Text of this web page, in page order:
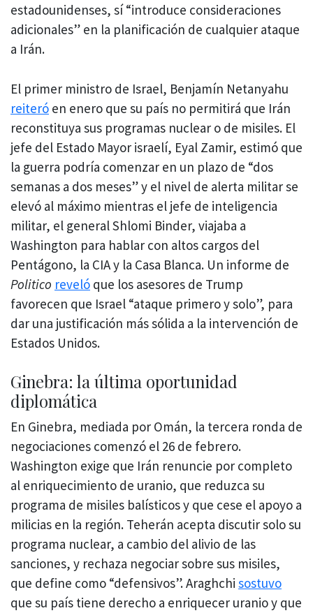
estadounidenses, sí “introduce consideraciones
adicionales” en la planificación de cualquier ataque
a Irán.
El primer ministro de Israel, Benjamín Netanyahu
reiteró en enero que su país no permitirá que Irán
reconstituya sus programas nuclear o de misiles. El
jefe del Estado Mayor israelí, Eyal Zamir, estimó que
la guerra podría comenzar en un plazo de “dos
semanas a dos meses” y el nivel de alerta militar se
elevó al máximo mientras el jefe de inteligencia
militar, el general Shlomi Binder, viajaba a
Washington para hablar con altos cargos del
Pentágono, la CIA y la Casa Blanca. Un informe de
Politico reveló que los asesores de Trump
favorecen que Israel “ataque primero y solo”, para
dar una justificación más sólida a la intervención de
Estados Unidos.
Ginebra: la última oportunidad
diplomática
En Ginebra, mediada por Omán, la tercera ronda de
negociaciones comenzó el 26 de febrero.
Washington exige que Irán renuncie por completo
al enriquecimiento de uranio, que reduzca su
programa de misiles balísticos y que cese el apoyo a
milicias en la región. Teherán acepta discutir solo su
programa nuclear, a cambio del alivio de las
sanciones, y rechaza negociar sobre sus misiles,
que define como “defensivos”. Araghchi sostuvo
que su país tiene derecho a enriquecer uranio y que